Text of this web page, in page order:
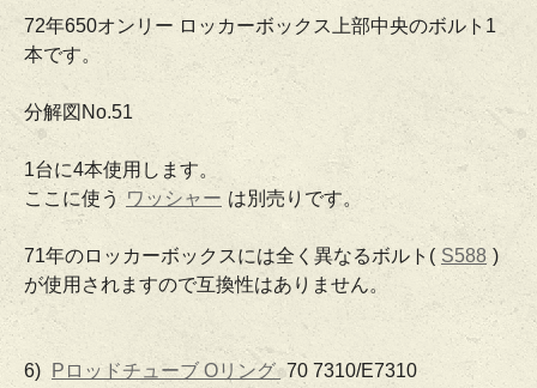
72年650オンリー ロッカーボックス上部中央のボルト1
本です。
分解図No.51
1台に4本使用します。
ここに使う
ワッシャー は別売りです。
71年のロッカーボックスには全く異なるボルト( S588 )
が使用されますので互換性はありません。
6) Pロッドチューブ Oリング 70 7310/E7310